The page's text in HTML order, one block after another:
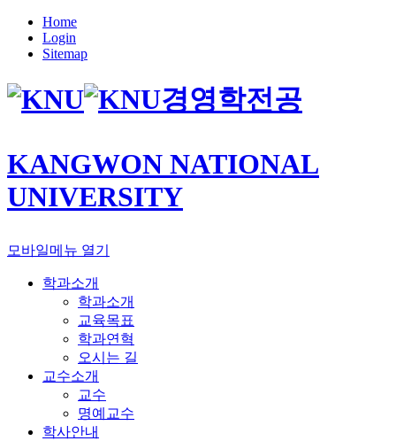
Home
Login
Sitemap
경영학전공
KANGWON NATIONAL
UNIVERSITY
모바일메뉴 열기
학과소개
학과소개
교육목표
학과연혁
오시는 길
교수소개
교수
명예교수
학사안내